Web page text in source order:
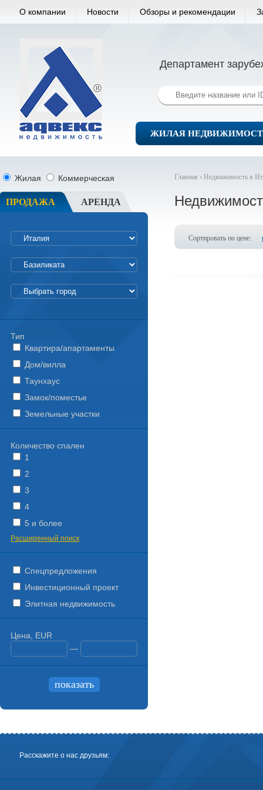
О компании Новости Обзоры и рекомендации
Департамент
ЖИЛАЯ
Главная › Недвижимость в
Сортировать по цене:
Жилая Коммерческая
ПРОДАЖА АРЕНДА
Тип
Квартира/апартаменты
Дом/вилла
Таунхаус
Замок/поместье
Земельные участки
Количество спален
1
2
3
4
5 и более
Расширенный поиск
Спецпредложения
Инвестиционный проект
Элитная недвижимость
Цена, EUR
—
Расскажите о нас друзьям: